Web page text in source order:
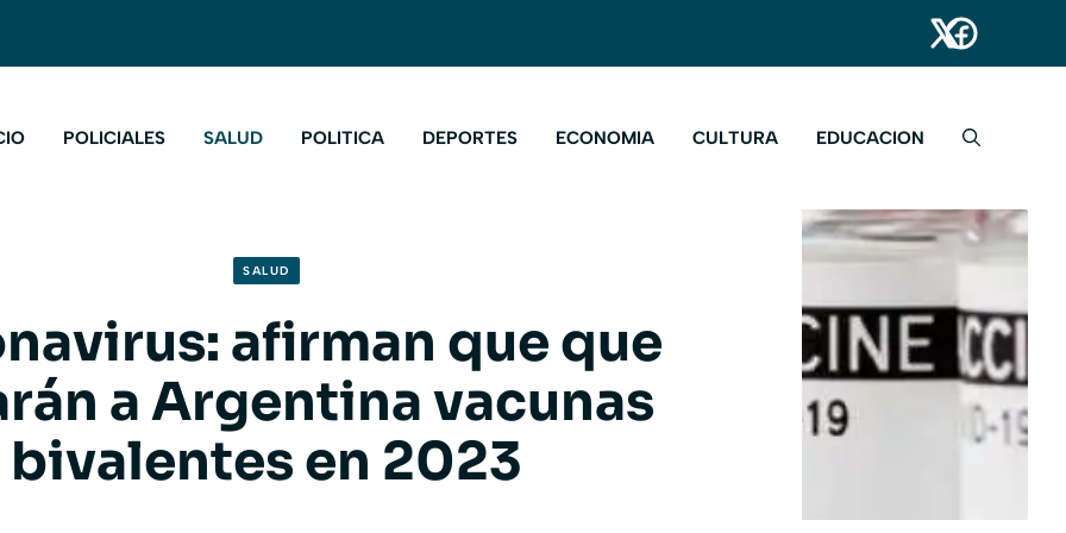
POLICIALES SALUD POLITICA DEPORTES ECONOMIA CULTURA EDUCACION
SALUD
afirman que que
a Argentina vacunas
bivalentes en 2023